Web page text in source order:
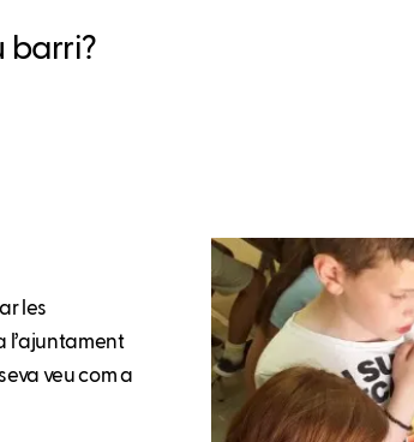
barri?
les
l’ajuntament
veu com a